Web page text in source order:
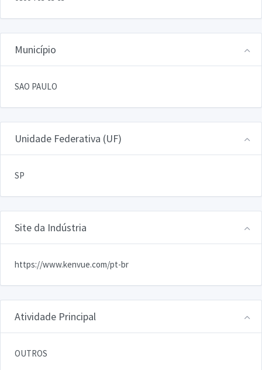
Município
SAO PAULO
Unidade Federativa (UF)
SP
Site da Indústria
https://www.kenvue.com/pt-br
Atividade Principal
OUTROS